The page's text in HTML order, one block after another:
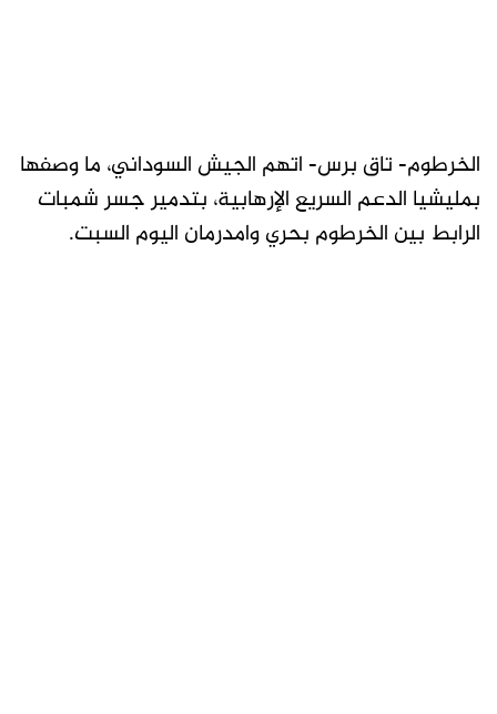
الخرطوم- تاق برس- اتهم الجيش السوداني، ما وصفها
بمليشيا الدعم السريع الإرهابية، بتدمير جسر شمبات
الرابط بين الخرطوم بحري وامدرمان اليوم السبت.